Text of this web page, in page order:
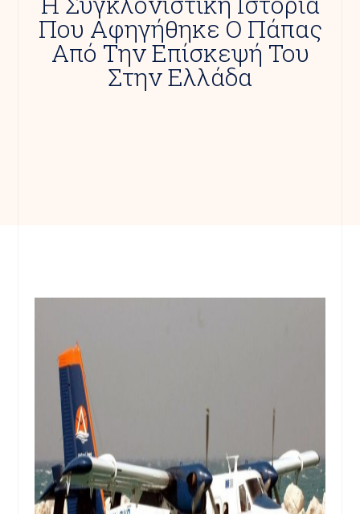
Που Αφηγήθηκε Ο Πάπας
Από Την Επίσκεψή Του
Στην Ελλάδα